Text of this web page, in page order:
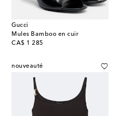
Gucci
Mules Bamboo en cuir
CA$ 1 285
original price
nouveauté